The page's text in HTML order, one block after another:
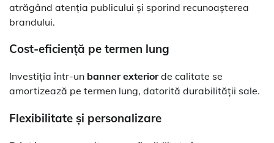
atrăgând atenția publicului și sporind recunoașterea
brandului.
Cost-eficiență pe termen lung
Investiția într-un banner exteriorde calitate se
amortizează pe termen lung, datorită durabilității sale.
Flexibilitate și personalizare